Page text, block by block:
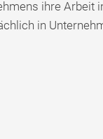
ihre Arbeit
in